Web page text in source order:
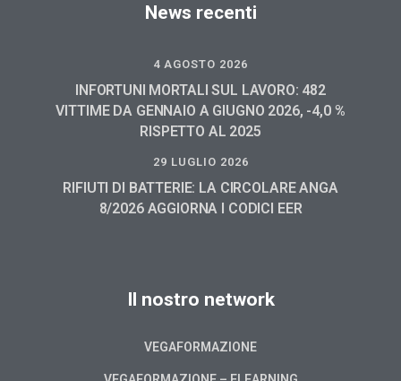
News recenti
4 AGOSTO 2026
INFORTUNI MORTALI SUL LAVORO: 482
VITTIME DA GENNAIO A GIUGNO 2026, -4,0 %
RISPETTO AL 2025
29 LUGLIO 2026
RIFIUTI DI BATTERIE: LA CIRCOLARE ANGA
8/2026 AGGIORNA I CODICI EER
Il nostro network
VEGAFORMAZIONE